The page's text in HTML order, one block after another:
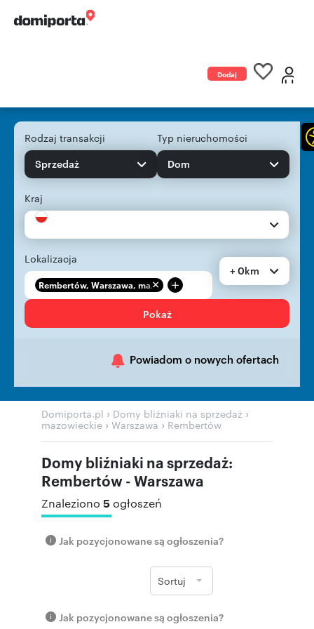
Dodaj
Rodzaj transakcji
Sprzedaż
Typ nieruchomości
Dom
Kraj
Lokalizacja
Rembertów, Warszawa, ma... +
+ 0km
Pokaż
Powiadom o nowych ofertach
Domiporta.pl › Domy bliźniaki na sprzedaż ›
mazowieckie › Warszawa › Rembertów
Domy bliźniaki na sprzedaż:
Rembertów - Warszawa
Znaleziono 5ogłoszeń
Jak pozycjonowane są ogłoszenia?
Sortuj
Jak pozycjonowane są ogłoszenia?